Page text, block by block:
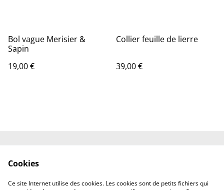
Bol vague Merisier &
Sapin
19,00 €
Collier feuille de lierre
39,00 €
confidentialité
Cookies
Ce site Internet utilise des cookies. Les cookies sont de petits fichiers qui